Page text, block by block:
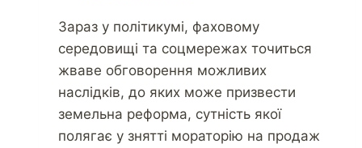
Зараз у політикумі, фаховому
середовищі та соцмережах точиться
жваве обговорення можливих
наслідків, до яких може призвести
земельна реформа, сутність якої
полягає у знятті мораторію на продаж